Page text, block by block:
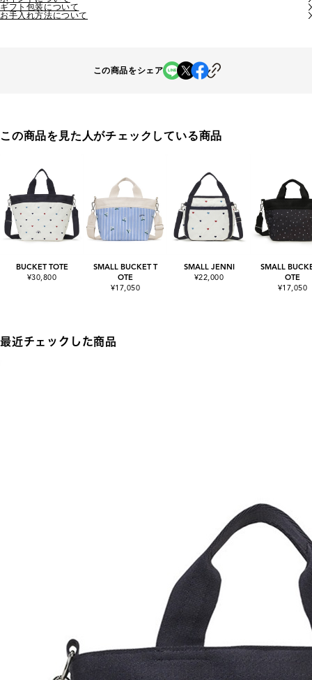
ギフト包装について
お手入れ方法について
この商品をシェア
この商品を見た人がチェックしている商品
BUCKET TOTE
¥30,800
SMALL BUCKET T
OTE
¥17,050
SMALL JENNI
¥22,000
SMALL
OTE
¥17,050
最近チェックした商品